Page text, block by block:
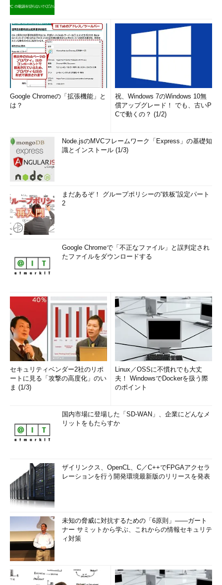
Google Chromeの「拡張機能」と
は？
祝、Windows 7のWindows 10無
償アップグレード！ でも、古いP
Cで動くの？ (1/2)
Node.jsのMVCフレームワーク「Express」の基礎知
識とインストール (1/3)
まだあるぞ！ グループポリシーの“鉄板”設定パート
2
Google Chromeで「不正なファイル」と誤判定され
たファイルをダウンロードする
セキュリティベンダー2社のリポ
ートに見る「攻撃の高度化」のい
ま (1/3)
Linux／OSSに不慣れでも大丈
夫！ WindowsでDockerを扱う際
のポイント
国内市場に登場した「SD-WAN」、企業にどんなメ
リットをもたらすか
ザイリンクス、OpenCL、C／C++でFPGAアクセラ
レーションを行う開発環境最新版のリリースを発表
未知の脅威に対抗するための「6原則」――ガート
ナー サミットから学ぶ、これからの情報セキュリテ
ィ対策